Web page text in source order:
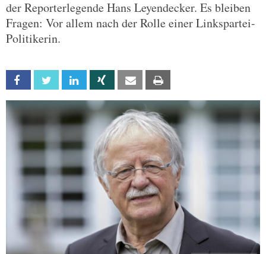
der Reporterlegende Hans Leyendecker. Es bleiben
Fragen: Vor allem nach der Rolle einer Linkspartei-
Politikerin.
Facebook Twitter Linkedin Xing Email